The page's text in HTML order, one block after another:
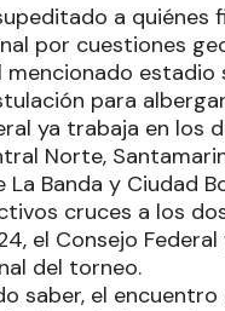
a quiénes
por cuestiones
mencionado estadio
para
ya trabaja en los
Norte,
La Banda y Ciudad
cruces a los
el Consejo
del torneo.
saber, el encuentro